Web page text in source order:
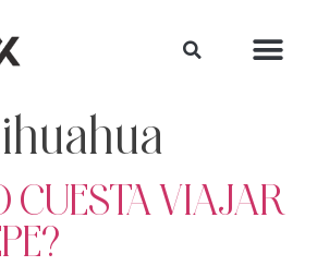
CUESTA VIAJAR